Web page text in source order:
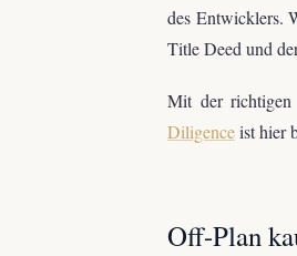
des Entwicklers.
Title Deed und
Mit der richtigen
Diligenceist hier
Off-Plan